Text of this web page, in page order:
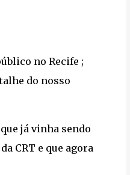
no Recife ;
do nosso
já vinha sendo
CRT e que agora